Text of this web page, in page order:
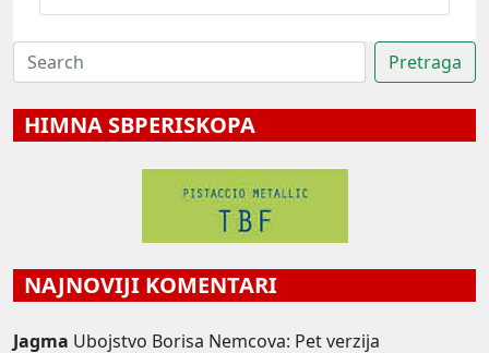
HIMNA SBPERISKOPA
NAJNOVIJI KOMENTARI
Jagma Ubojstvo Borisa Nemcova: Pet verzija